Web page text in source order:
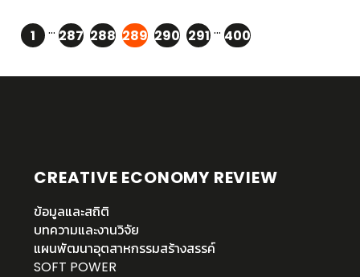
1 ... 287 288 289 290 291 ... 400
CREATIVE ECONOMY REVIEW
ข้อมูลและสถิติ
บทความและงานวิจัย
แผนพัฒนาอุตสาหกรรมสร้างสรรค์
SOFT POWER